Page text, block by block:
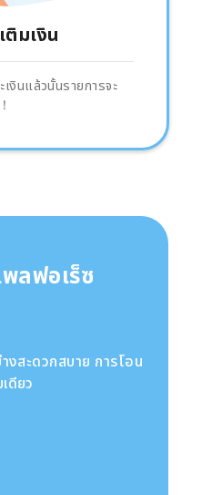
มเงิน
งินแล้วนั้นรายการจะ
ลฟอเร็ซ
งสะดวกสบาย การโอน
ดียว